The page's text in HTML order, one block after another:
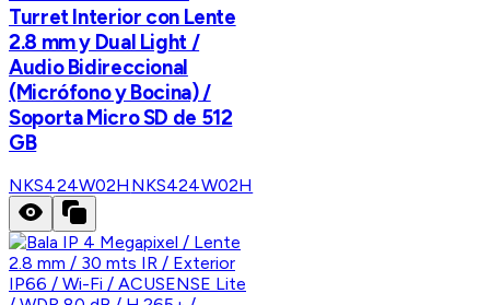
Turret Interior con Lente
2.8 mm y Dual Light /
Audio Bidireccional
(Micrófono y Bocina) /
Soporta Micro SD de 512
GB
NKS424W02H NKS424W02H